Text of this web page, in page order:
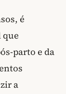
é
que
parto e da
a